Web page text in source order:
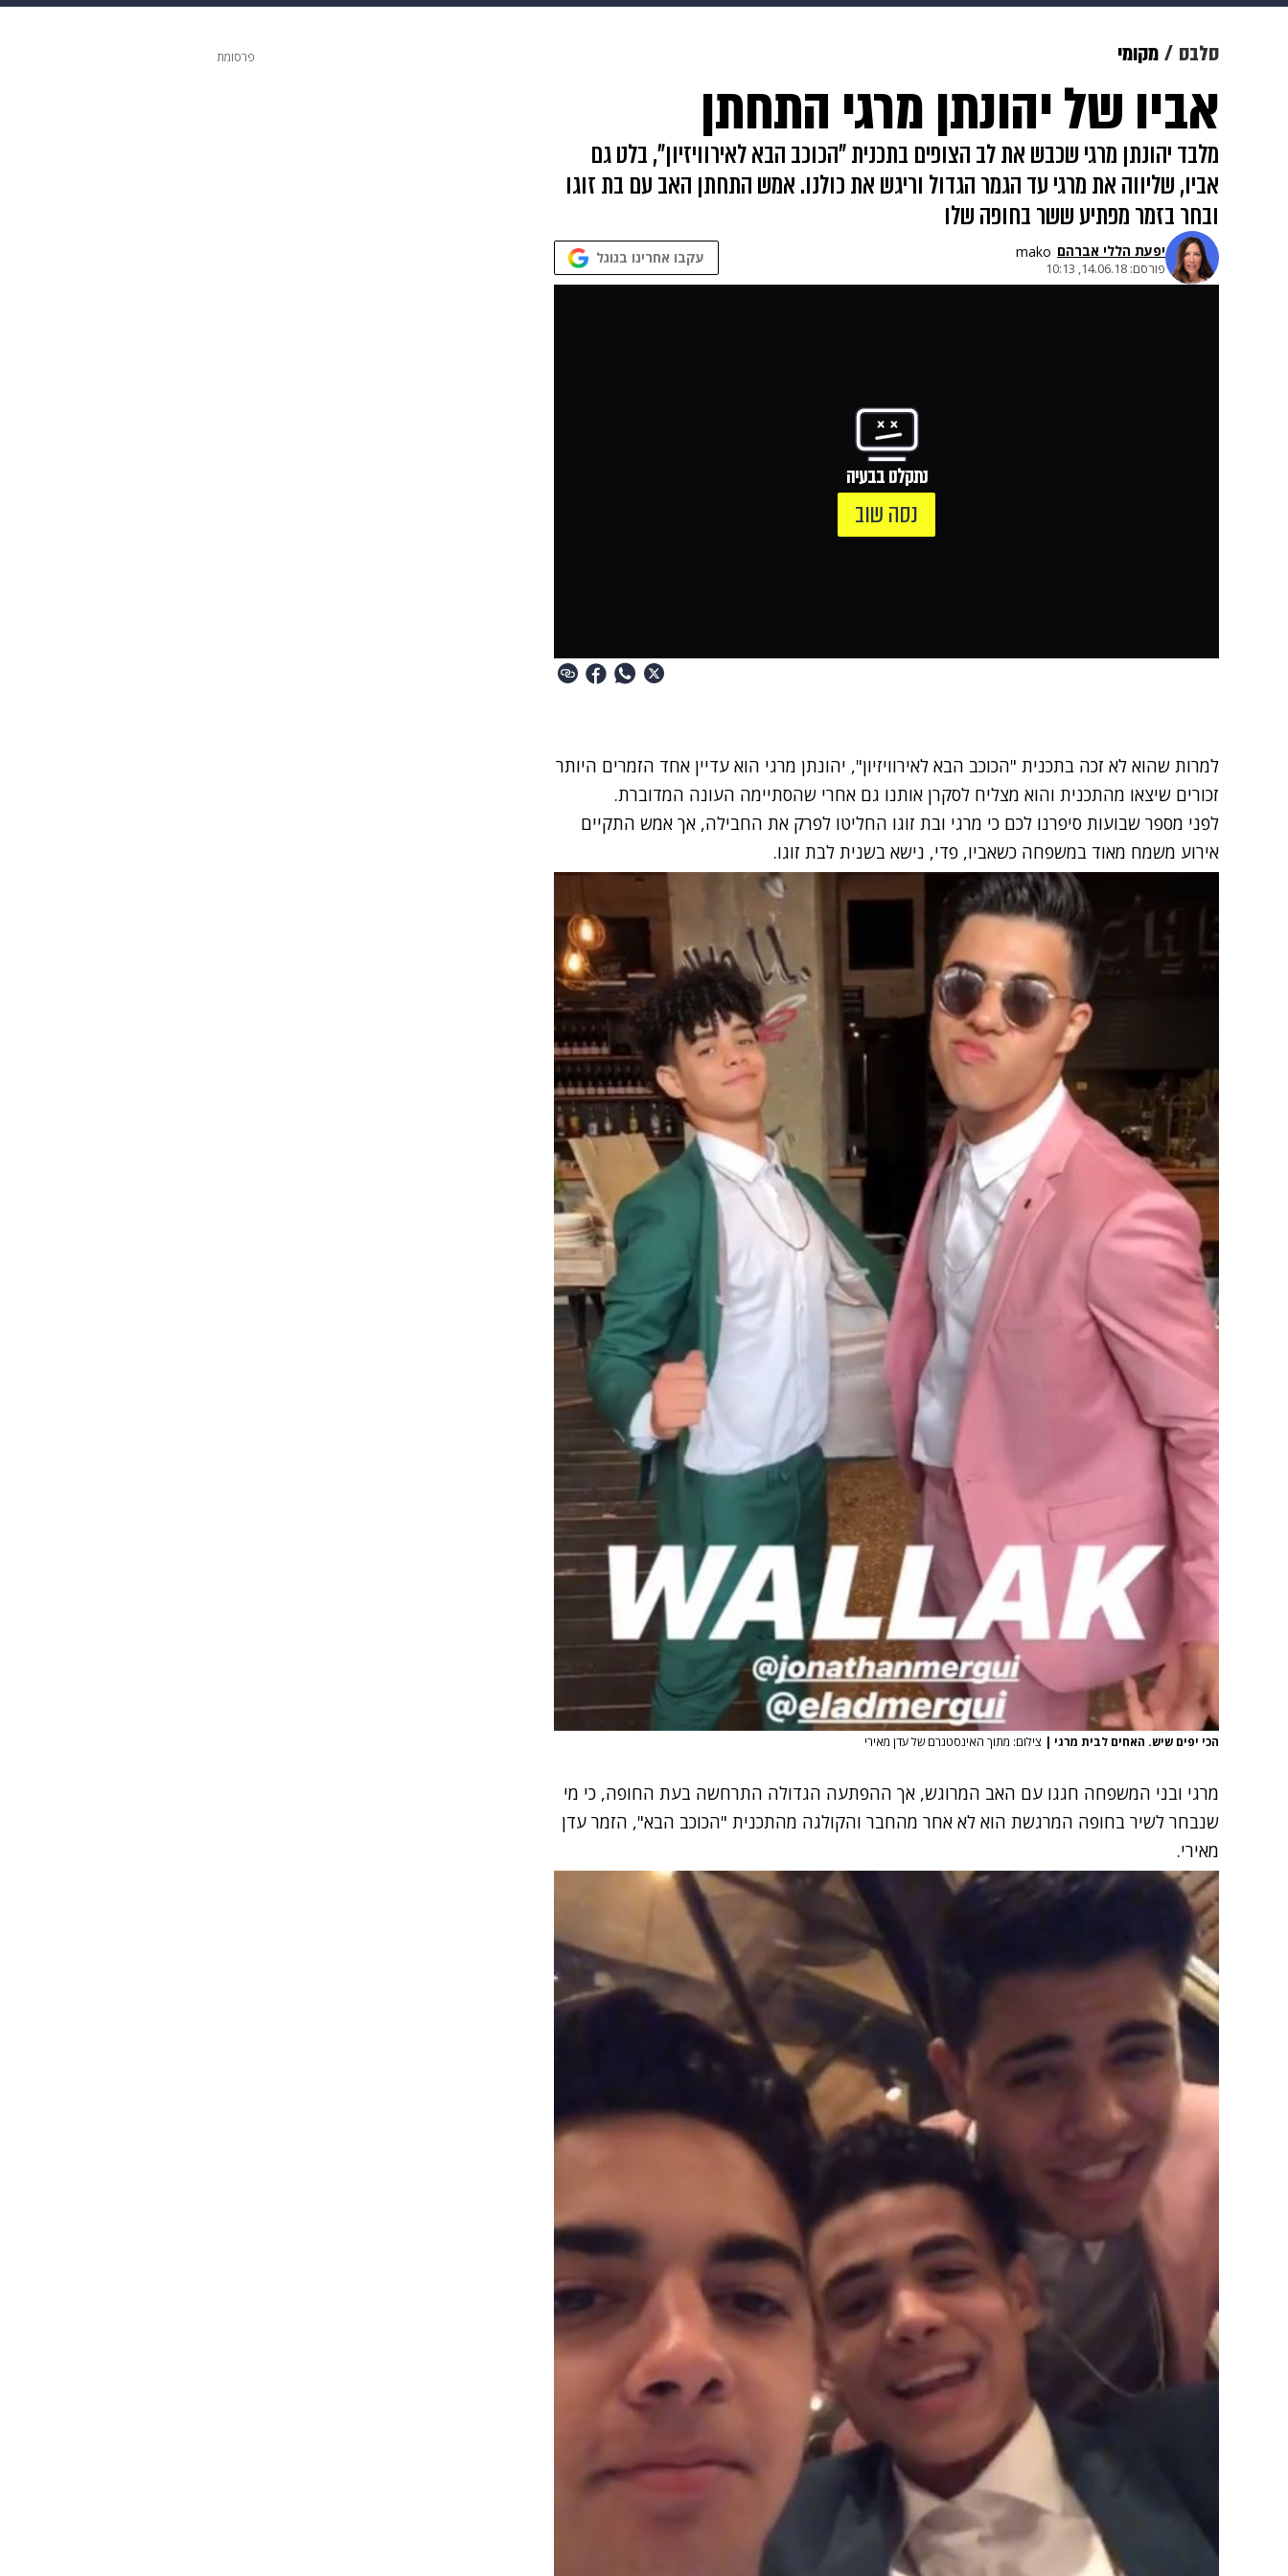
גאווה ויוה משפט תשעה חודשים מתכונים פרויקטים מיוחדים
סלבס מקומי
אביו של יהונתן מרגי התחתן
מלבד יהונתן מרגי שכבש את לב הצופים בתכנית "הכוכב הבא לאירוויזיון", בלט גם
אביו, שליווה את מרגי עד הגמר הגדול וריגש את כולנו. אמש התחתן האב עם בת זוגו
ובחר בזמר מפתיע ששר בחופה שלו
יפעת הללי אברהם mako
פורסם: 14.06.18, 10:13
עקבו אחרינו בגוגל
נתקלנו בבעיה
נסה שוב
למרות שהוא לא זכה בתכנית "הכוכב הבא לאירוויזיון", יהונתן מרגי הוא עדיין אחד הזמרים היותר
זכורים שיצאו מהתכנית והוא מצליח לסקרן אותנו גם אחרי שהסתיימה העונה המדוברת.
לפני מספר שבועות סיפרנו לכם כי מרגי ובת זוגו החליטו לפרק את החבילה, אך אמש התקיים
אירוע משמח מאוד במשפחה כשאביו, פדי, נישא בשנית לבת זוגו.
הכי יפים שיש. האחים לבית מרגי | צילום: מתוך האינסטגרם של עדן מאירי
מרגי ובני המשפחה חגגו עם האב המרוגש, אך ההפתעה הגדולה התרחשה בעת החופה, כי מי
שנבחר לשיר בחופה המרגשת הוא לא אחר מהחבר והקולגה מהתכנית "הכוכב הבא", הזמר עדן
מאירי.
פרסומת